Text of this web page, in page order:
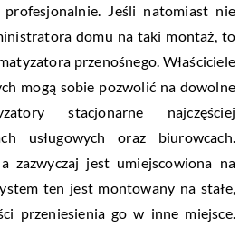
Jeśli natomiast nie
domu na taki montaż, to
przenośnego. Właściciele
mogą sobie pozwolić na dowolne
stacjonarne najczęściej
usługowych oraz biurowcach.
zazwyczaj jest umiejscowiona na
ten jest montowany na stałe,
przeniesienia go w inne miejsce.